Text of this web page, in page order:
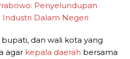
Penyelundupan
Dalam Negeri
dan wali kota yang
agar kepala daerah bersama